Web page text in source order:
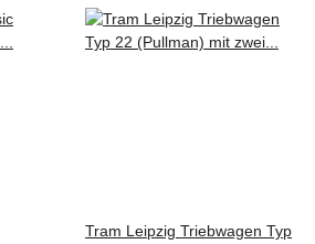
Tram Leipzig Triebwagen Typ